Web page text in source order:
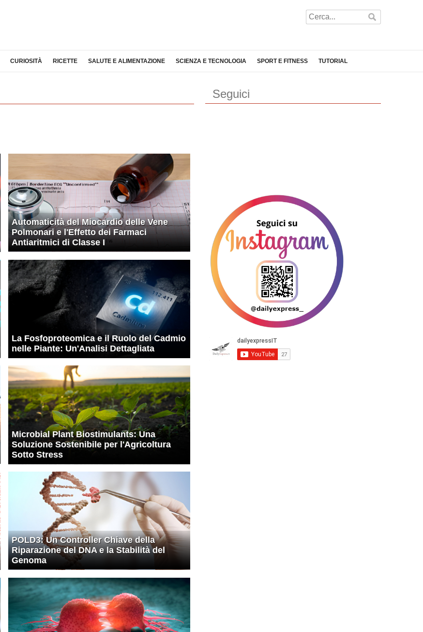
CURIOSITÀ RICETTE SALUTE E ALIMENTAZIONE SCIENZA E TECNOLOGIA SPORT E FITNESS TUTORIAL
Automaticità del Miocardio delle Vene
Polmonari e l'Effetto dei Farmaci
Antiaritmici di Classe I
La Fosfoproteomica e il Ruolo del Cadmio
nelle Piante: Un'Analisi Dettagliata
Microbial Plant Biostimulants: Una
Soluzione Sostenibile per l'Agricoltura
Sotto Stress
POLD3: Un Controller Chiave della
Riparazione del DNA e la Stabilità del
Genoma
Seguici